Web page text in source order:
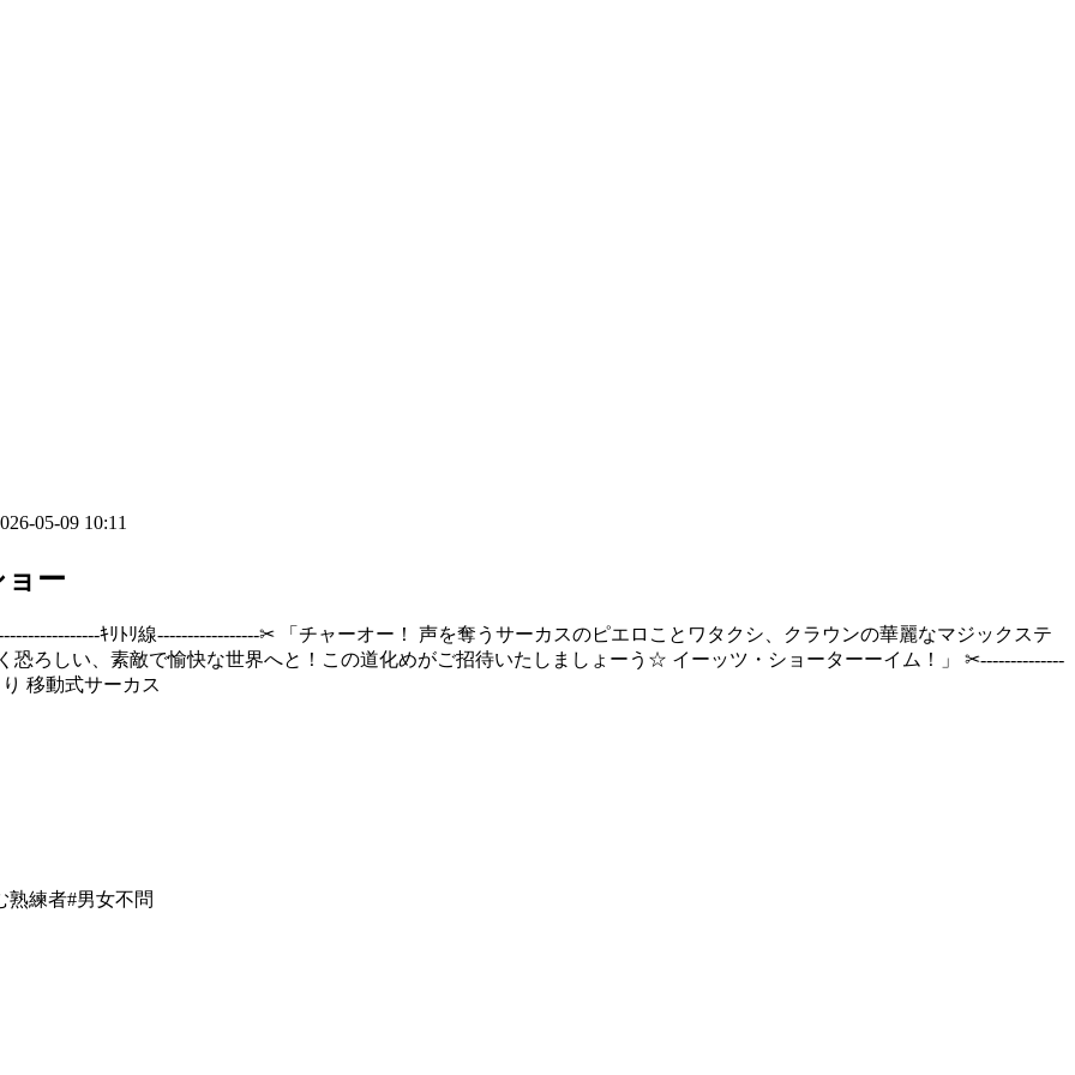
05-09 10:11
ー
ｷﾘﾄﾘ線-----------------‪✂︎ 「チャーオー！ 声を奪うサーカスのピエロことワタクシ、クラウンの華麗なマジックステ
ろしい、素敵で愉快な世界へと！この道化めがご招待いたしましょーう☆ イーッツ・ショーターーイム！」 ‪✂︎‬--------------
移動式サーカス
熟練者#男女不問